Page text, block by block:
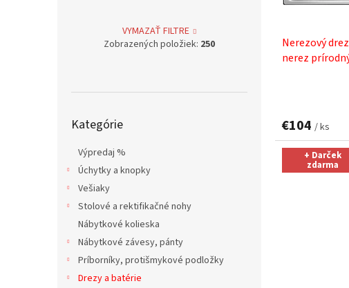
VYMAZAŤ FILTRE
Zobrazených položiek: 250
kategórie
Kategórie
Výpredaj %
Úchytky a knopky
Vešiaky
Stolové a rektifikačné nohy
Nábytkové kolieska
Nábytkové závesy, pánty
Príborníky, protišmykové podložky
Drezy a batérie
Nerezový
nerez
€104 / ks
+ Darček
zdarma